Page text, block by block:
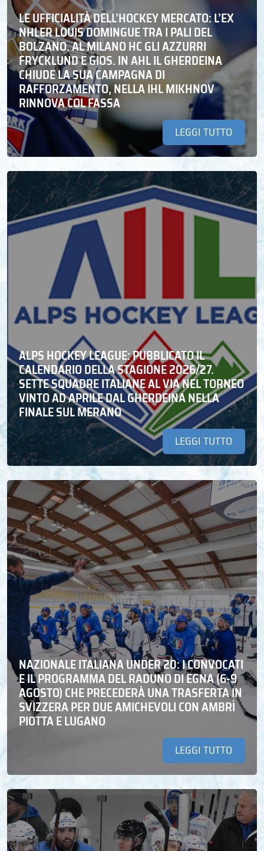
LE UFFICIALITÀ DELL’HOCKEY MERCATO: L’EX
NHLER LOUIS DOMINGUE TRA I PALI DEL
BOLZANO. AL MILANO HC GLI AZZURRI
FRYCKLUND E GIOS. IN AHL IL GHERDEINA
CHIUDE LA SUA CAMPAGNA DI
RAFFORZAMENTO, NELLA IHL MIKHNOV
RINNOVA COL FASSA
LEGGI TUTTO
ALPS HOCKEY LEAGUE: PUBBLICATO IL
CALENDARIO DELLA STAGIONE 2026/27.
SETTE SQUADRE ITALIANE AL VIA NEL TORNEO
VINTO AD APRILE DAL GHERDEINA NELLA
FINALE SUL MERANO
LEGGI TUTTO
NAZIONALE ITALIANA UNDER 20: I CONVOCATI
E IL PROGRAMMA DEL RADUNO DI EGNA (6-9
AGOSTO) CHE PRECEDERÀ UNA TRASFERTA IN
SVIZZERA PER DUE AMICHEVOLI CON AMBRÌ
PIOTTA E LUGANO
LEGGI TUTTO